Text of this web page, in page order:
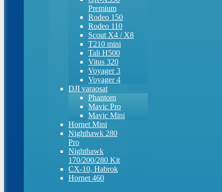
Premium
Rodeo 150
Rodeo 110
Scout X4 / X8
T210 mini
Tali H500
Vitus 320
Voyager 3
Voyager 4
DJI varaosat
Phantom
Mavic Pro
Mavic Mini
Hornet Mini
Nighthawk 280
Pro
Nighthawk
170/200/280 Kit
CX-10, Habrok
Hornet 460